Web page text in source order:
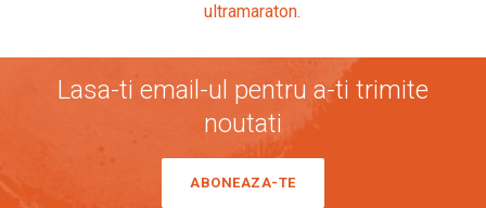
ultramaraton.
Lasa-ti email-ul pentru a-ti trimite
noutati
ABONEAZA-TE